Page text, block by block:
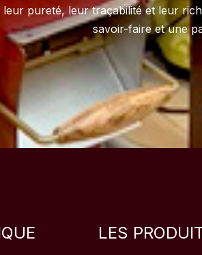
pureté, leur traçabilité et leur
savoir-faire et une
LES